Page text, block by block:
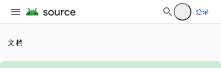
登录
文档